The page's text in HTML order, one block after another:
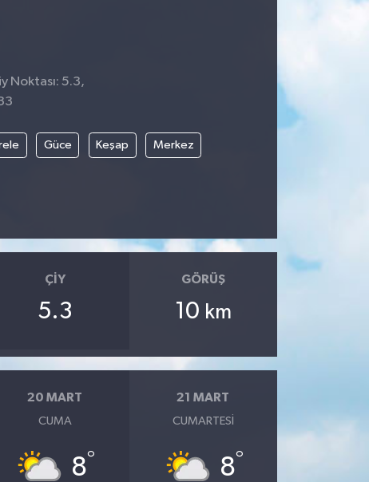
Noktası: 5.3,
Güce Keşap Merkez
ÇIY
5.3
GÖRÜŞ
10 km
20 MART
CUMA
8°
21 MART
CUMARTESI
8°